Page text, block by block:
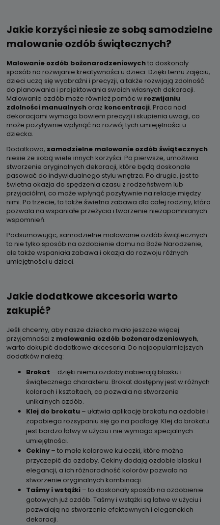
Jakie korzyści niesie ze sobą samodzielne
malowanie ozdób świątecznych?
Malowanie ozdób bożonarodzeniowychto doskonały
sposób na rozwijanie kreatywności u dzieci. Dzięki temu zajęciu,
dzieci uczą się wyobraźni i precyzji, a także rozwijają zdolność
do planowania i projektowania swoich własnych dekoracji.
Malowanie ozdób może również pomóc w rozwijaniu
zdolności manualnych oraz koncentracji. Praca nad
dekoracjami wymaga bowiem precyzji i skupienia uwagi, co
może pozytywnie wpłynąć na rozwój tych umiejętności u
dziecka.
Dodatkowo, samodzielne malowanie ozdób świątecznych
niesie ze sobą wiele innych korzyści. Po pierwsze, umożliwia
stworzenie oryginalnych dekoracji, które będą doskonale
pasować do indywidualnego stylu wnętrza. Po drugie, jest to
świetna okazja do spędzenia czasu z rodzeństwem lub
przyjaciółmi, co może wpłynąć pozytywnie na relacje między
nimi. Po trzecie, to także świetna zabawa dla całej rodziny, która
pozwala na wspaniałe przeżycia i tworzenie niezapomnianych
wspomnień.
Podsumowując, samodzielne malowanie ozdób świątecznych
to nie tylko sposób na ozdobienie domu na Boże Narodzenie,
ale także wspaniała zabawa i okazja do rozwoju różnych
umiejętności u dzieci.
Jakie dodatkowe akcesoria warto
zakupić?
Jeśli chcemy, aby nasze dziecko miało jeszcze więcej
przyjemności z malowania ozdób bożonarodzeniowych,
warto dokupić dodatkowe akcesoria. Do najpopularniejszych
dodatków należą:
Brokat – dzięki niemu ozdoby nabierają blasku i
świątecznego charakteru. Brokat dostępny jest w różnych
kolorach i kształtach, co pozwala na stworzenie
unikalnych ozdób.
Klej do brokatu – ułatwia aplikację brokatu na ozdobie i
zapobiega rozsypaniu się go na podłogę. Klej do brokatu
jest bardzo łatwy w użyciu i nie wymaga specjalnych
umiejętności.
Cekiny – to małe kolorowe kuleczki, które można
przyczepić do ozdoby. Cekiny dodają ozdobie blasku i
elegancji, a ich różnorodność kolorów pozwala na
stworzenie oryginalnych kombinacji.
Taśmy i wstążki – to doskonały sposób na ozdobienie
gotowych już ozdób. Taśmy i wstążki są łatwe w użyciu i
pozwalają na stworzenie efektownych i eleganckich
dekoracji.